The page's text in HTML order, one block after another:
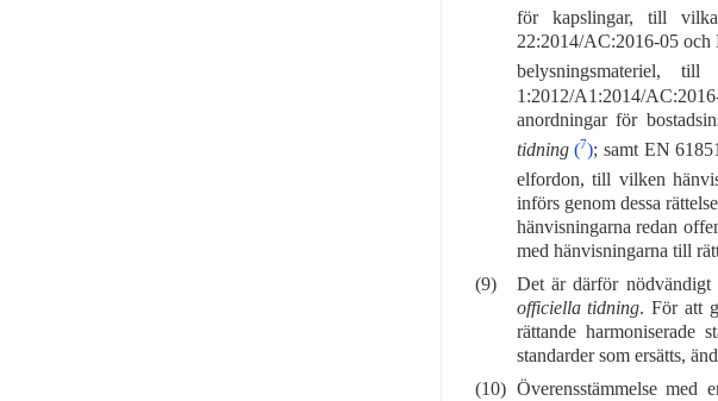
för kapslingar, till
22:2014/AC:2016-05 och
belysningsmateriel,
1:2012/A1:2014/
anordningar för
tidning (7); samt EN
elfordon, till vilken
införs genom dessa
hänvisningarna redan
med hänvisningarna till
(9)
Det är därför nödvändigt
officiella tidning. För att
rättande harmoniserade
standarder som ersätts,
(10) Överensstämmelse med